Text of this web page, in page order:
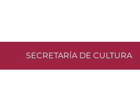
SECRETARÍA DE CULTURA